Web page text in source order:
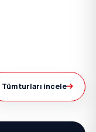
Tüm turları incele